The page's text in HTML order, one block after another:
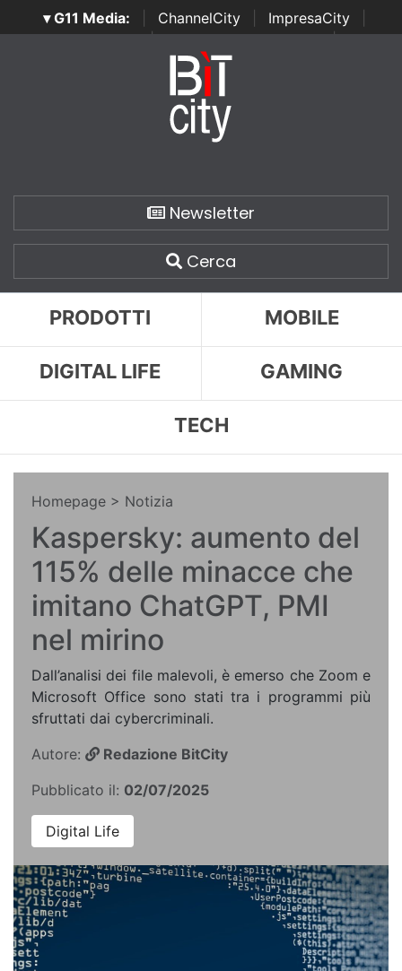
▾ G11 Media: ChannelCity ImpresaCity
SecurityOpenLab | Italian Channel Awards | Italian
Italian Security Awards
Newsletter
Cerca
PRODOTTI MOBILE
DIGITAL LIFE GAMING
TECH
Homepage > Notizia
Kaspersky: aumento del
115% delle minacce che
imitano ChatGPT, PMI
nel mirino
Dall’analisi dei file malevoli, è emerso che Zoom e
Microsoft Office sono stati tra i programmi più
sfruttati dai cybercriminali.
Autore:
Redazione BitCity
Pubblicato il: 02/07/2025
Digital Life